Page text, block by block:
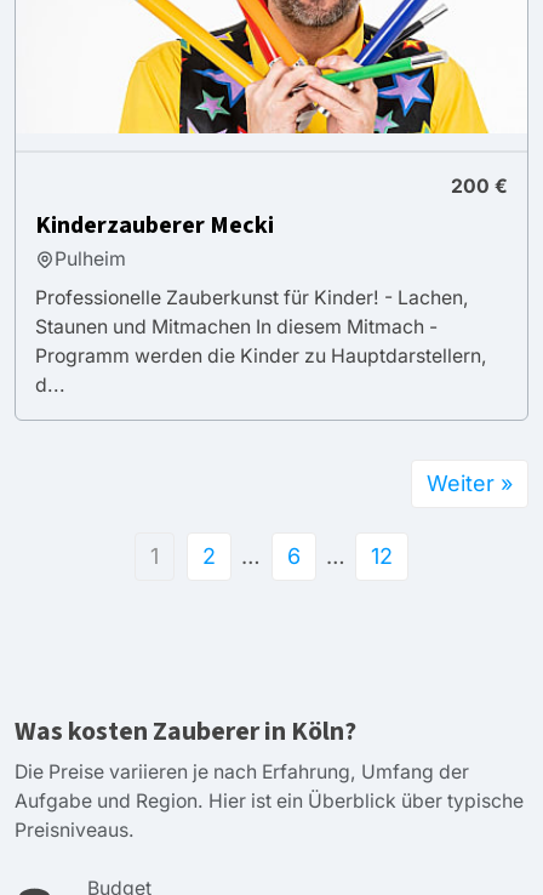
200 €
Kinderzauberer Mecki
Pulheim
Professionelle Zauberkunst für Kinder! - Lachen,
Staunen und Mitmachen In diesem Mitmach -
Programm werden die Kinder zu Hauptdarstellern,
d...
1 2 … 6 … 12
Weiter »
Was kosten Zauberer in Köln?
Die Preise variieren je nach Erfahrung, Umfang der
Aufgabe und Region. Hier ist ein Überblick über typische
Preisniveaus.
Budget